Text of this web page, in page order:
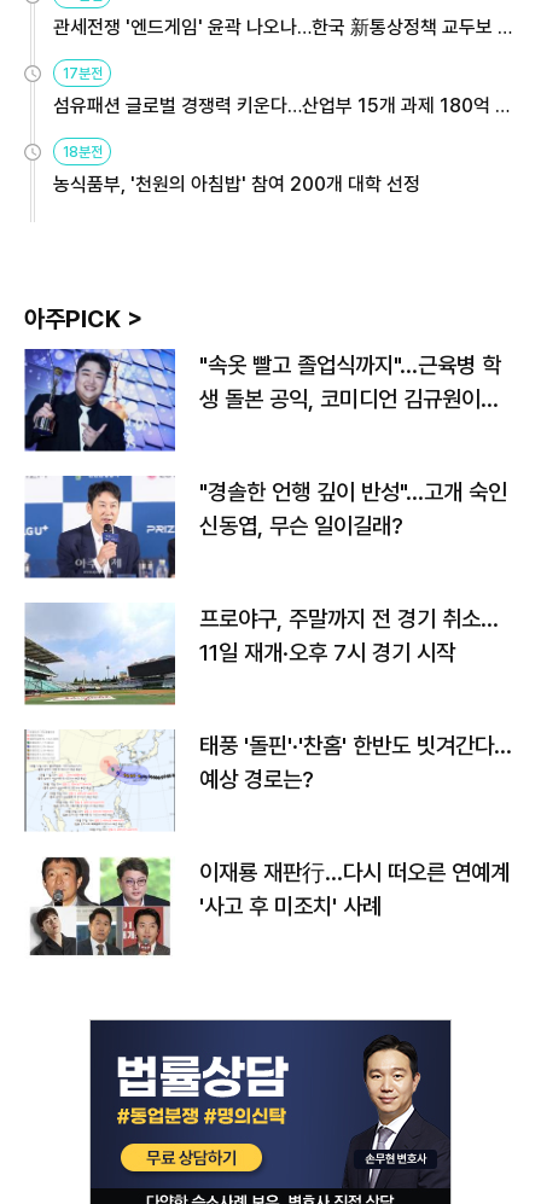
관세전쟁 '엔드게임' 윤곽 나오나…한국 新통상정책 교두보 활
용해야
17분전
섬유패션 글로벌 경쟁력 키운다…산업부 15개 과제 180억 지
원
18분전
농식품부, '천원의 아침밥' 참여 200개 대학 선정
아주PICK >
"속옷 빨고 졸업식까지"…근육병 학
생 돌본 공익, 코미디언 김규원이었
"경솔한 언행 깊이 반성"…고개 숙인
신동엽, 무슨 일이길래?
프로야구, 주말까지 전 경기 취소…
11일 재개·오후 7시 경기 시작
태풍 '돌핀'·'찬홈' 한반도 빗겨간다…
예상 경로는?
이재룡 재판行…다시 떠오른 연예계
'사고 후 미조치' 사례